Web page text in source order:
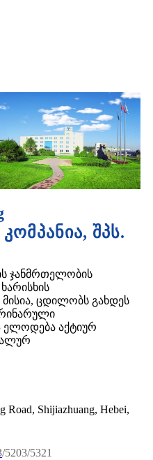
შპს.
ჯანმრთელობის
ცდილობს გახდეს
ელოდება აქტიურ
Road, Shijiazhuang, Hebei,
/5203/5321